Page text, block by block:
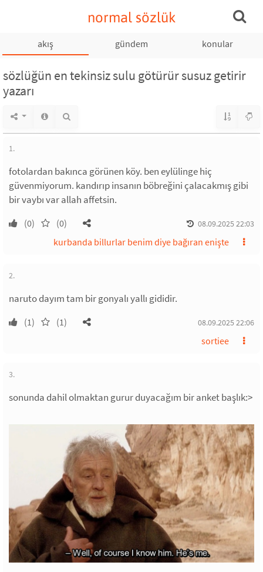
normal sözlük
akış gündem konular
sözlüğün en tekinsiz sulu götürür susuz getirir
yazarı
1.
fotolardan bakınca görünen köy. ben eylülinge hiç
güvenmiyorum. kandırıp insanın böbreğini çalacakmış gibi
bir vaybı var allah affetsin.
(0) (0) 08.09.2025 22:03
kurbanda billurlar benim diye bağıran enişte
2.
naruto dayım tam bir gonyalı yallı gididir.
(1) (1) 08.09.2025 22:06
sortiee
3.
sonunda dahil olmaktan gurur duyacağım bir anket başlık:>